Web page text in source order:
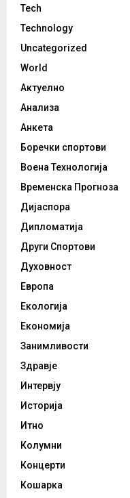
Tech
Technology
Uncategorized
World
Актуелно
Анализа
Анкета
Боречки спортови
Воена Технологија
Временска Прогноза
Дијаспора
Дипломатија
Други Спортови
Духовност
Европа
Екологија
Економија
Занимливости
Здравје
Интервју
Историја
Итно
Колумни
Концерти
Кошарка